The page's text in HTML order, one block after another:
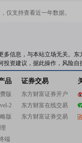
仅支持查看近一年数据。
多信息，与本站立场无关。
资建议，据此操作，风险自
品
版
2
版
端
证券交易
东方财富证券开户
东方财富在线交易
东方财富证券交易